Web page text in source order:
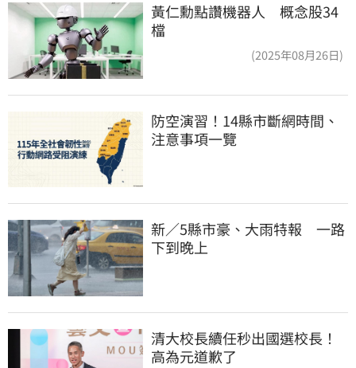
黃仁勳點讚機器人 概念股34
檔
(2025年08月26日)
防空演習！14縣市斷網時間、
注意事項一覽
新／5縣市豪、大雨特報　一路
下到晚上
清大校長續任秒出國選校長！
高為元道歉了